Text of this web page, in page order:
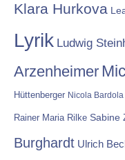
Klara Hurkova
Lyrik Ludwig
Arzenheimer
Hüttenberger Nicola Bardola
Rainer Maria Rilke Sabine
Burghardt Ulrich